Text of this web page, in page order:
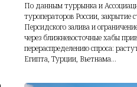
По данным туррынка и
туроператоров России, закрытие
Персидского залива и
через ближневосточные хабы
перераспределению спроса:
Египта, Турции, Вьетнама...